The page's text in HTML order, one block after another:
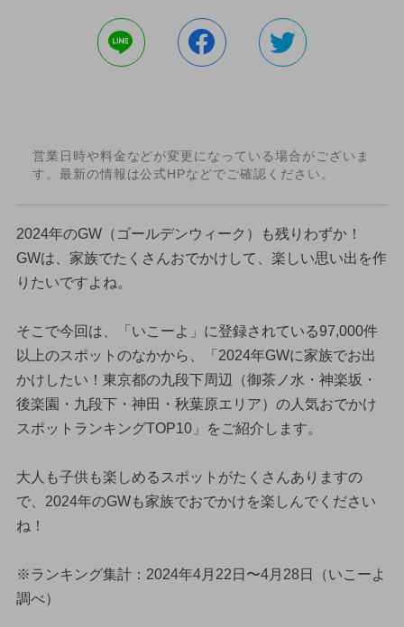
営業日時や料金などが変更になっている場合がございま
す。最新の情報は公式HPなどでご確認ください。
2024年のGW（ゴールデンウィーク）も残りわずか！
GWは、家族でたくさんおでかけして、楽しい思い出を作
りたいですよね。
そこで今回は、「いこーよ」に登録されている97,000件
以上のスポットのなかから、「2024年GWに家族でお出
かけしたい！東京都の九段下周辺（御茶ノ水・神楽坂・
後楽園・九段下・神田・秋葉原エリア）の人気おでかけ
スポットランキングTOP10」をご紹介します。
大人も子供も楽しめるスポットがたくさんありますの
で、2024年のGWも家族でおでかけを楽しんでください
ね！
※ランキング集計：2024年4月22日〜4月28日（いこーよ
調べ）